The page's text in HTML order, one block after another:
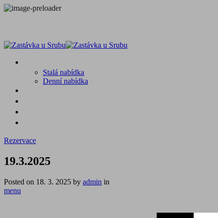
Stalá nabídka
Denní nabídka
Rezervace
19.3.2025
Posted on 18. 3. 2025 by admin in
menu